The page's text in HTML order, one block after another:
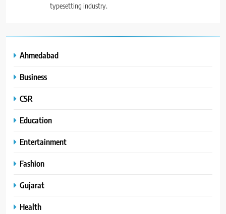
typesetting industry.
Ahmedabad
Business
CSR
Education
Entertainment
Fashion
Gujarat
Health